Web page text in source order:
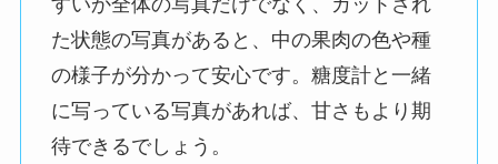
すいか全体の写真だけでなく、カットされ
た状態の写真があると、中の果肉の色や種
の様子が分かって安心です。糖度計と一緒
に写っている写真があれば、甘さもより期
待できるでしょう。